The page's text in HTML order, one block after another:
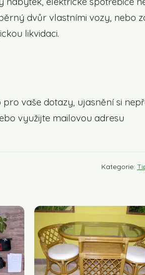
dvůr vlastními vozy, nebo
likvidaci.
pro vaše dotazy, ujasnění si
využijte mailovou adresu
Kategorie: